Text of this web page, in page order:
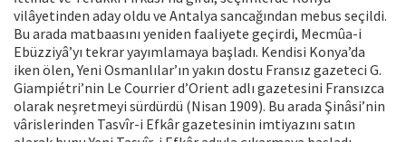
vilâyetinden aday oldu ve Antalya sancağından mebus seçildi.
Bu arada matbaasını yeniden faaliyete geçirdi, Mecmûa-i
Ebüzziyâ’yı tekrar yayımlamaya başladı. Kendisi Konya’da
iken ölen, Yeni Osmanlılar’ın yakın dostu Fransız gazeteci G.
Giampiétri’nin Le Courrier d’Orient adlı gazetesini Fransızca
olarak neşretmeyi sürdürdü (Nisan 1909). Bu arada Şinâsi’nin
vârislerinden Tasvîr-i Efkâr gazetesinin imtiyazını satın